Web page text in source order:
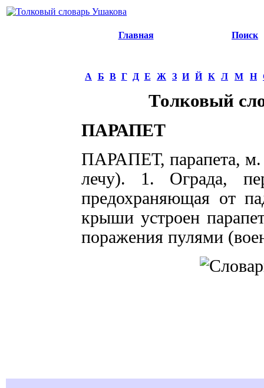
Главная Поиск
А Б В Г Д Е Ж З И Й К Л М Н
Толковый
ПАРАПЕТ
ПАРАПЕТ, парапета, м.
лечу). 1. Ограда,
предохраняющая от
крыши устроен
поражения пулями